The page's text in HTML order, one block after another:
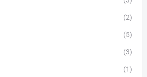
(2)
(5)
(3)
(1)